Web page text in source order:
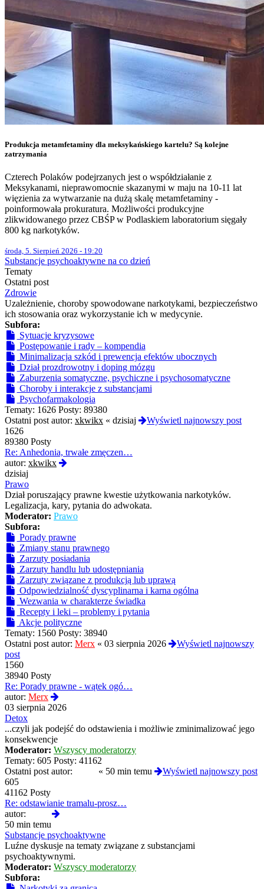
Produkcja metamfetaminy dla meksykańskiego kartelu? Są kolejne
zatrzymania
Czterech Polaków podejrzanych jest o współdziałanie z
Meksykanami, nieprawomocnie skazanymi w maju na 10-11 lat
więzienia za wytwarzanie na dużą skalę metamfetaminy -
poinformowała prokuratura. Możliwości produkcyjne
zlikwidowanego przez CBŚP w Podlaskiem laboratorium sięgały
800 kg narkotyków.
środa, 5. Sierpień 2026 - 19:20
Substancje psychoaktywne na co dzień
Tematy
Ostatni post
Zdrowie
Uzależnienie, choroby spowodowane narkotykami, bezpieczeństwo
ich stosowania oraz wykorzystanie ich w medycynie.
Subfora:
Sytuacje kryzysowe
Postępowanie i rady – kompendia
Minimalizacja szkód i prewencja efektów ubocznych
Dział prozdrowotny i doping mózgu
Zaburzenia somatyczne, psychiczne i psychosomatyczne
Choroby i interakcje z substancjami
Psychofarmakologia
Tematy: 1626 Posty: 89380
Ostatni post autor: xkwikx « dzisiaj
Wyświetl najnowszy post
1626
89380 Posty
Re: Anhedonia, trwałe zmęczen…
autor: xkwikx
dzisiaj
Prawo
Dział poruszający prawne kwestie użytkowania narkotyków.
Legalizacja, kary, pytania do adwokata.
Moderator: Prawo
Subfora:
Porady prawne
Zmiany stanu prawnego
Zarzuty posiadania
Zarzuty handlu lub udostępniania
Zarzuty związane z produkcją lub uprawą
Odpowiedzialność dyscyplinarna i karna ogólna
Wezwania w charakterze świadka
Recepty i leki – problemy i pytania
Akcje polityczne
Tematy: 1560 Posty: 38940
Ostatni post autor: Merx « 03 sierpnia 2026
Wyświetl najnowszy
post
1560
38940 Posty
Re: Porady prawne - wątek ogó…
autor: Merx
najnowszy
03 sierpnia 2026
Detox
...czyli jak podejść do odstawienia i możliwie zminimalizować jego
konsekwencje
Moderator: Wszyscy moderatorzy
Tematy: 605 Posty: 41162
Ostatni post autor:
« 50 min temu
Wyświetl najnowszy post
605
41162 Posty
Re: odstawianie tramalu-prosz…
autor:
post
50 min temu
Substancje psychoaktywne
Luźne dyskusje na tematy związane z substancjami
psychoaktywnymi.
Moderator: Wszyscy moderatorzy
Subfora: